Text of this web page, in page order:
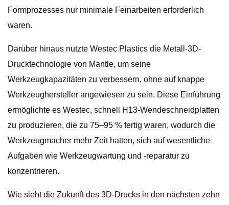
Formprozesses nur minimale Feinarbeiten erforderlich
waren.
Darüber hinaus nutzte Westec Plastics die Metall-3D-
Drucktechnologie von Mantle, um seine
Werkzeugkapazitäten zu verbessern, ohne auf knappe
Werkzeughersteller angewiesen zu sein. Diese Einführung
ermöglichte es Westec, schnell H13-Wendeschneidplatten
zu produzieren, die zu 75–95 % fertig waren, wodurch die
Werkzeugmacher mehr Zeit hatten, sich auf wesentliche
Aufgaben wie Werkzeugwartung und -reparatur zu
konzentrieren.
Wie sieht die Zukunft des 3D-Drucks in den nächsten zehn